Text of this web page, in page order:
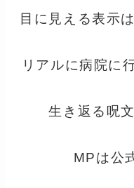
目に見える表示
リアルに病院に
生き返る呪
MPは公